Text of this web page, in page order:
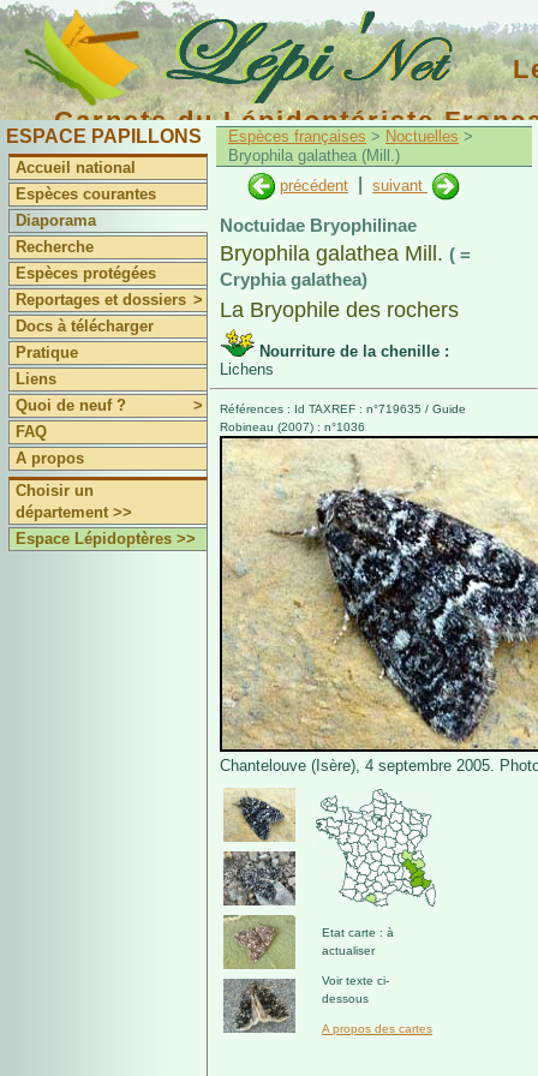
Carnets du Lépidoptériste
ESPACE PAPILLONS
Accueil national
Espèces courantes
Diaporama
Recherche
Espèces protégées
Reportages et dossiers >
Docs à télécharger
Pratique
Liens
Quoi de neuf ?
>
FAQ
A propos
Choisir un
département >>
Espace Lépidoptères >>
Espèces françaises > Noctuelles >
Bryophila galathea (Mill.)
précédent
suivant
Noctuidae Bryophilinae
Bryophila galathea Mill. ( =
Cryphia galathea)
La Bryophile des rochers
Nourriture de la chenille :
Lichens
Références : Id TAXREF : n°719635 / Guide
Robineau (2007) : n°1036
Chantelouve (Isère), 4 septembre 2005.
Etat carte : à
actualiser
Voir texte ci-
dessous
A propos des cartes